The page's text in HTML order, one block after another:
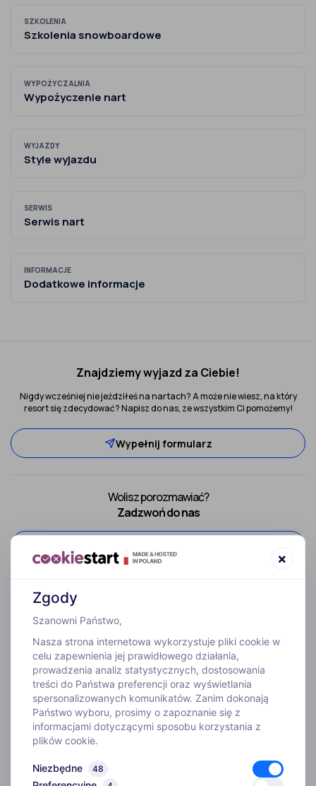
SZKOLENIA
Szkolenia snowboardowe
WYPOŻYCZALNIA
Wypożyczenie nart
WYJAZDY
Style wyjazdu
SERWIS
Serwis nart
INFORMACJE
Dodatkowe informacje
Znajdziemy wyjazd za Ciebie!
Nigdy wcześniej nie jeździłeś na nartach? A może nie wiesz, na który
resort się zdecydować? Napisz do nas, ze wszystkim Ci pomożemy!
Wypełnij formularz
Wolisz porozmawiać?
Zadzwoń do nas
WYJAZDY
INFORMACJE
O FIRMIE
Zgody
×
Szanowni Państwo,
Nasza strona internetowa wykorzystuje pliki cookie w
celu zapewnienia jej prawidłowego działania,
prowadzenia analiz statystycznych, dostosowania
treści do Państwa preferencji oraz wyświetlania
spersonalizowanych komunikatów. Zanim dokonają
Państwo wyboru, prosimy o zapoznanie się z
informacjami dotyczącymi sposobu korzystania z
plików cookie.
Niezbędne 48